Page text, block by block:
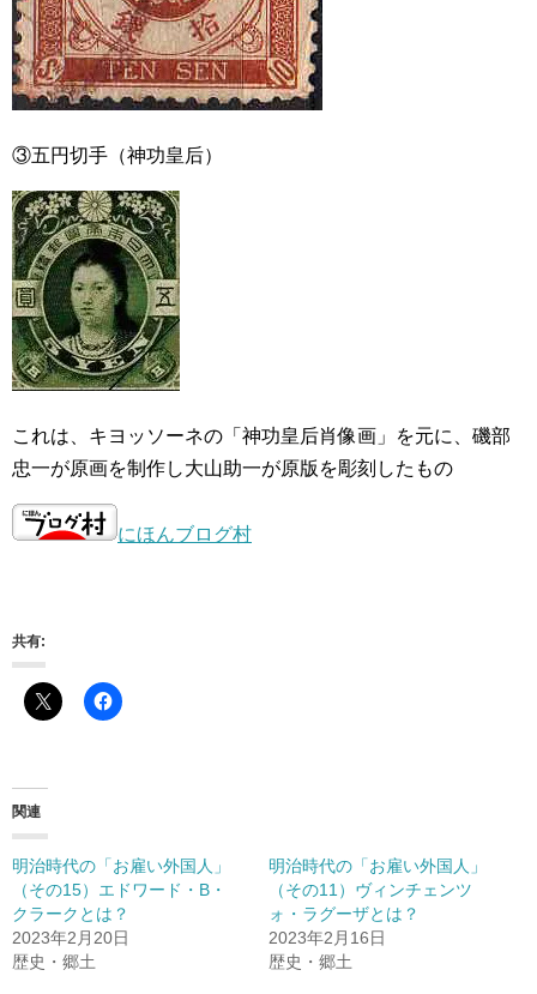
③五円切手（神功皇后）
これは、キヨッソーネの「神功皇后肖像画」を元に、磯部
忠一が原画を制作し大山助一が原版を彫刻したもの
にほんブログ村
共有:
関連
明治時代の「お雇い外国人」
（その15）エドワード・B・
クラークとは？
2023年2月20日
歴史・郷土
明治時代の「お雇い外国人」
（その11）ヴィンチェンツ
ォ・ラグーザとは？
2023年2月16日
歴史・郷土